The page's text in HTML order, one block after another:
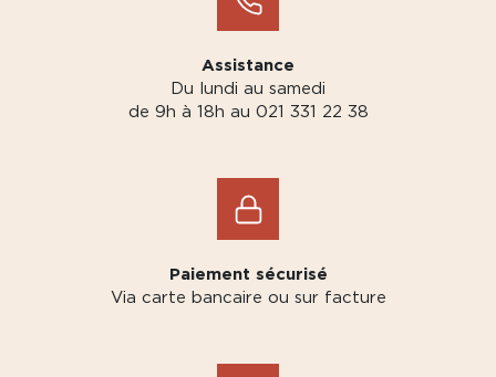
Assistance
Du lundi au samedi
de 9h à 18h au 021 331 22 38
Paiement sécurisé
Via carte bancaire ou sur facture